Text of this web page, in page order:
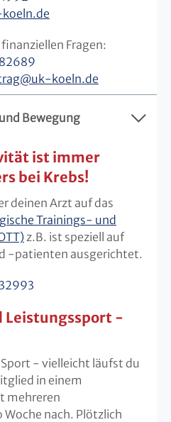
Fragen:
koeln.de
Bewegung
ist immer
bei Krebs!
deinen Arzt auf das
Trainings- und
z.B. ist speziell auf
-patienten ausgerichtet.
Leistungssport -
- vielleicht läufst du
in einem
mehreren
nach. Plötzlich